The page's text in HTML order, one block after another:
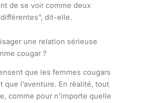
de se voir comme deux
dit-elle.
une relation sérieuse
cougar ?
que les femmes cougars
que l’aventure. En réalité, tout
comme pour n’importe quelle